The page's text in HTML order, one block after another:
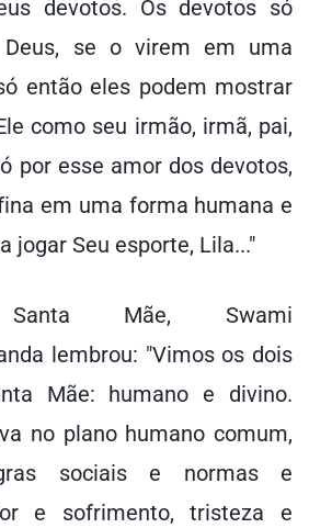
devotos. Os devotos só
se o virem em uma
então eles podem mostrar
como seu irmão, irmã, pai,
por esse amor dos devotos,
em uma forma humana e
jogar Seu esporte, Lila..."
Mãe, Swami
lembrou: "Vimos os dois
Mãe: humano e divino.
no plano humano comum,
sociais e normas e
e sofrimento, tristeza e